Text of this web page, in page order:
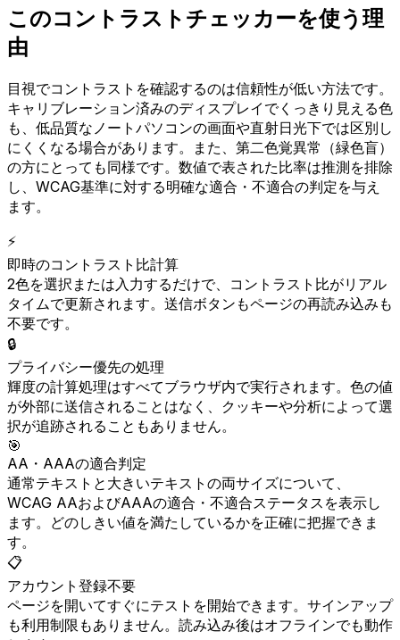
このコントラストチェッカーを使う理
由
目視でコントラストを確認するのは信頼性が低い方法です。
キャリブレーション済みのディスプレイでくっきり見える色
も、低品質なノートパソコンの画面や直射日光下では区別し
にくくなる場合があります。また、第二色覚異常（緑色盲）
の方にとっても同様です。数値で表された比率は推測を排除
し、WCAG基準に対する明確な適合・不適合の判定を与え
ます。
⚡
即時のコントラスト比計算
2色を選択または入力するだけで、コントラスト比がリアル
タイムで更新されます。送信ボタンもページの再読み込みも
不要です。
🔒
プライバシー優先の処理
輝度の計算処理はすべてブラウザ内で実行されます。色の値
が外部に送信されることはなく、クッキーや分析によって選
択が追跡されることもありません。
🎯
AA・AAAの適合判定
通常テキストと大きいテキストの両サイズについて、
WCAG AAおよびAAAの適合・不適合ステータスを表示し
ます。どのしきい値を満たしているかを正確に把握できま
す。
📋
アカウント登録不要
ページを開いてすぐにテストを開始できます。サインアップ
も利用制限もありません。読み込み後はオフラインでも動作